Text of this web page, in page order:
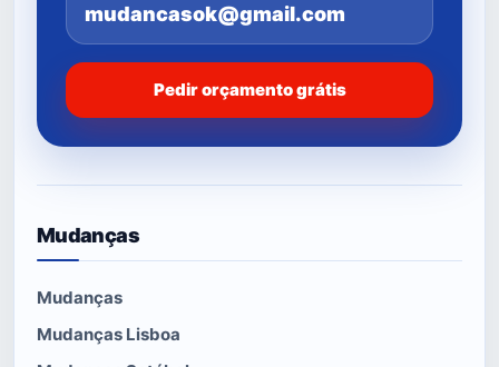
mudancasok@gmail.com
Pedir orçamento grátis
Mudanças
Mudanças
Mudanças Lisboa